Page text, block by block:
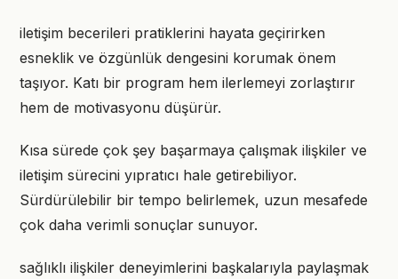
iletişim becerileri pratiklerini hayata geçirirken
esneklik ve özgünlük dengesini korumak önem
taşıyor. Katı bir program hem ilerlemeyi zorlaştırır
hem de motivasyonu düşürür.
Kısa sürede çok şey başarmaya çalışmak ilişkiler ve
iletişim sürecini yıpratıcı hale getirebiliyor.
Sürdürülebilir bir tempo belirlemek, uzun mesafede
çok daha verimli sonuçlar sunuyor.
sağlıklı ilişkiler deneyimlerini başkalarıyla paylaşmak